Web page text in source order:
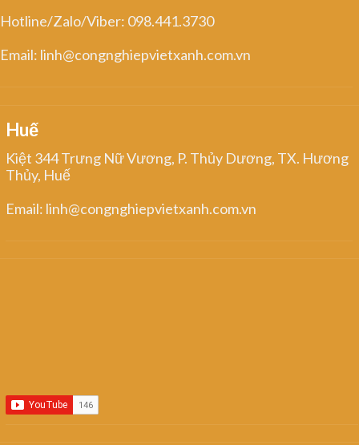
Hotline/Zalo/Viber: 098.441.3730
Email: linh@congnghiepvietxanh.com.vn
Huế
Kiệt 344 Trưng Nữ Vương, P. Thủy Dương, TX. Hương
Thủy, Huế
Email: linh@congnghiepvietxanh.com.vn